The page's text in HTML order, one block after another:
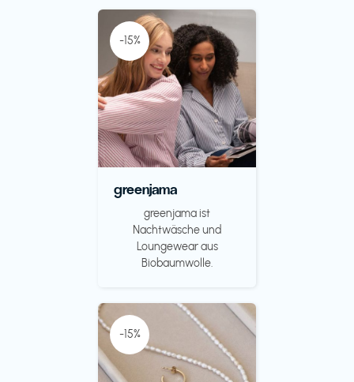
-15%
greenjama
greenjama ist
Nachtwäsche und
Loungewear aus
Biobaumwolle.
-15%